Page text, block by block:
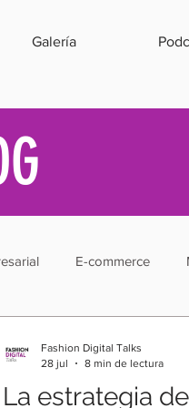
Galería
E-commerce
La estrategia
Fashion Digital Talks
28 jul
8 min de lectura